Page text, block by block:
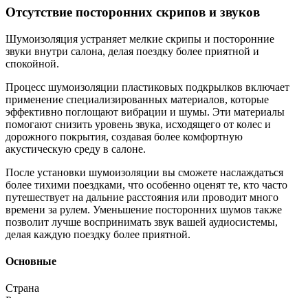
Отсутствие посторонних скрипов и звуков
Шумоизоляция устраняет мелкие скрипы и посторонние
звуки внутри салона, делая поездку более приятной и
спокойной.
Процесс шумоизоляции пластиковых подкрылков включает
применение специализированных материалов, которые
эффективно поглощают вибрации и шумы. Эти материалы
помогают снизить уровень звука, исходящего от колес и
дорожного покрытия, создавая более комфортную
акустическую среду в салоне.
После установки шумоизоляции вы сможете наслаждаться
более тихими поездками, что особенно оценят те, кто часто
путешествует на дальние расстояния или проводит много
времени за рулем. Уменьшение посторонних шумов также
позволит лучше воспринимать звук вашей аудиосистемы,
делая каждую поездку более приятной.
Основные
Страна